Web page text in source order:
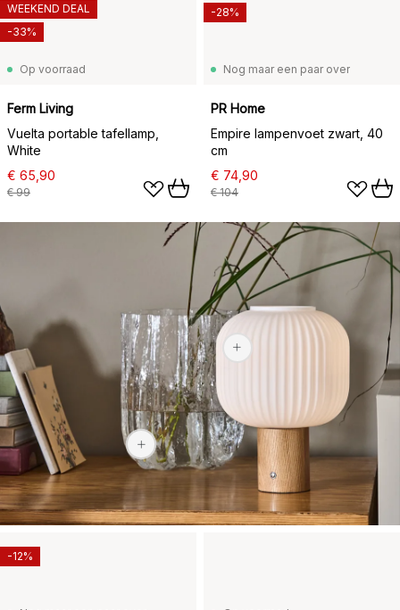
Op voorraad
Ferm Living
Vuelta portable tafellamp,
White
€ 65,90
€ 99
WEEKEND DEAL
-33%
Nog maar een paar over
PR Home
Empire lampenvoet zwart, 40
cm
€ 74,90
€ 104
-28%
€ 94,40
€ 284
-12%